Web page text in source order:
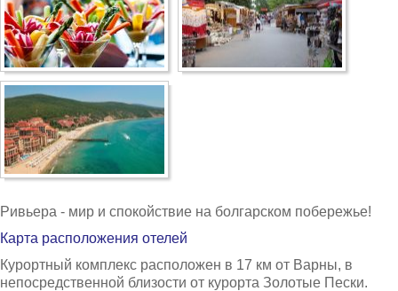
Ривьера - мир и спокойствие на болгарском побережье!
Карта расположения отелей
Курортный комплекс расположен в 17 км от Варны, в
непосредственной близости от курорта Золотые Пески.
Несебр
Аркутино
Дюны
Царево
Китен
Ривьера
Балчик